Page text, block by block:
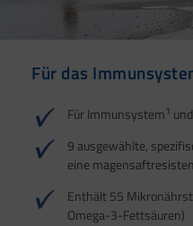
Für das
Für Immunsystem1
9 ausgewählte,
eine
Enthält 55
Omega-3-Fettsäuren)
Für Haut, Haare und
Für Ihre natürliche